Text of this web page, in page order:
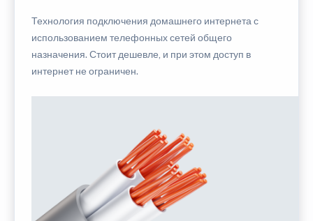
Технология подключения домашнего интернета с
использованием телефонных сетей общего
назначения. Стоит дешевле, и при этом доступ в
интернет не ограничен.